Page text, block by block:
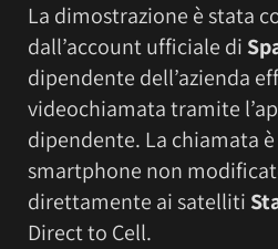
La dimostrazione è stata
dall’account ufficiale di
dipendente dell’azienda
videochiamata tramite
dipendente. La chiamata
smartphone non
direttamente ai satelliti
Direct to Cell.